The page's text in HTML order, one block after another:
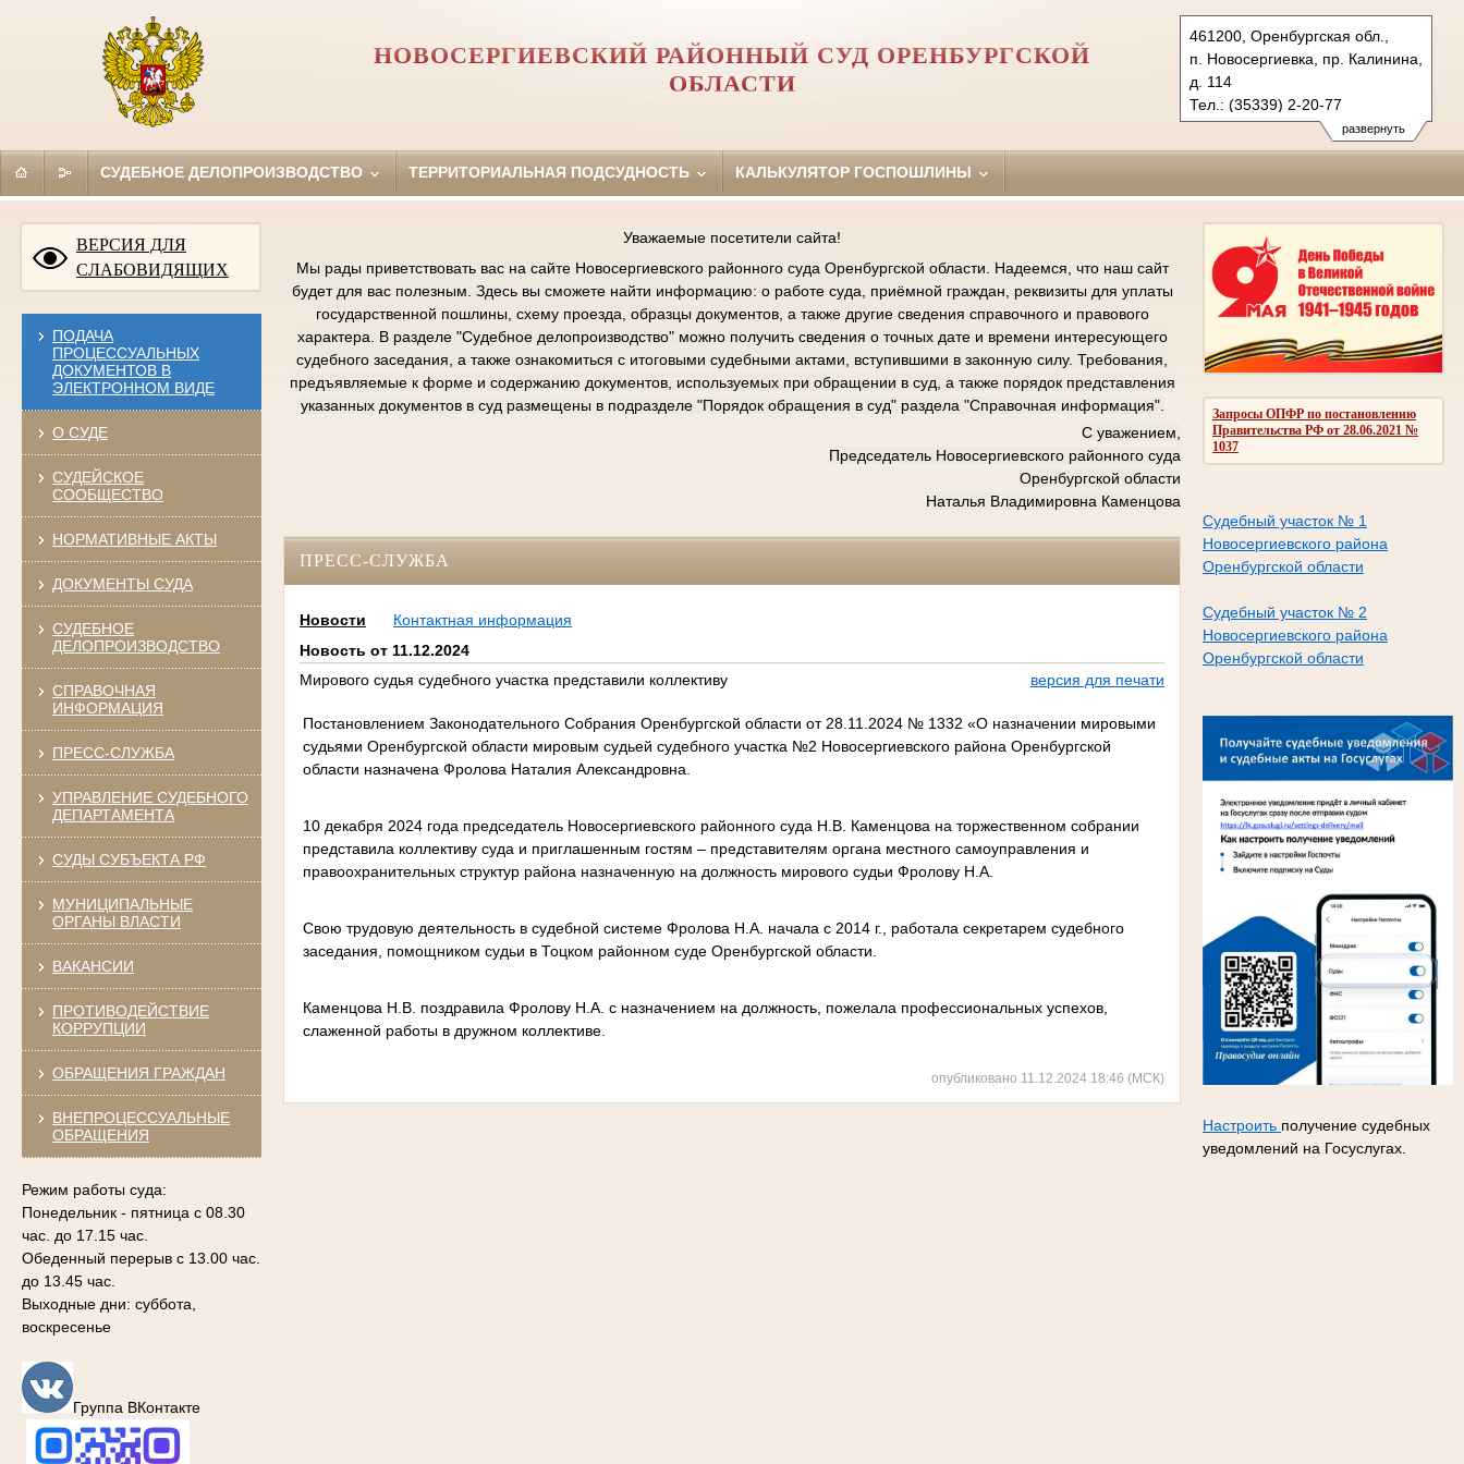
развернуть
461200, Оренбургская обл.,
п. Новосергиевка, пр. Калинина,
д. 114
Тел.: (35339) 2-20-77
(35339) 2-20-72 (ф.)
novosergievsky.orb@sudrf.ru
НОВОСЕРГИЕВСКИЙ РАЙОННЫЙ СУД ОРЕНБУРГСКОЙ
ОБЛАСТИ
СУДЕБНОЕ ДЕЛОПРОИЗВОДСТВО ТЕРРИТОРИАЛЬНАЯ ПОДСУДНОСТЬ КАЛЬКУЛЯТОР ГОСПОШЛИНЫ
ВЕРСИЯ ДЛЯ
СЛАБОВИДЯЩИХ
ПОДАЧА
ПРОЦЕССУАЛЬНЫХ
ДОКУМЕНТОВ В
ЭЛЕКТРОННОМ ВИДЕ
О СУДЕ
СУДЕЙСКОЕ
СООБЩЕСТВО
НОРМАТИВНЫЕ АКТЫ
ДОКУМЕНТЫ СУДА
СУДЕБНОЕ
ДЕЛОПРОИЗВОДСТВО
СПРАВОЧНАЯ
ИНФОРМАЦИЯ
ПРЕСС-СЛУЖБА
УПРАВЛЕНИЕ СУДЕБНОГО
ДЕПАРТАМЕНТА
СУДЫ СУБЪЕКТА РФ
МУНИЦИПАЛЬНЫЕ
ОРГАНЫ ВЛАСТИ
ВАКАНСИИ
ПРОТИВОДЕЙСТВИЕ
КОРРУПЦИИ
ОБРАЩЕНИЯ ГРАЖДАН
ВНЕПРОЦЕССУАЛЬНЫЕ
ОБРАЩЕНИЯ
Режим работы суда:
Понедельник - пятница с 08.30
час. до 17.15 час.
Обеденный перерыв с 13.00 час.
до 13.45 час.
Выходные дни: суббота,
воскресенье
Группа ВКонтакте
Запросы ОПФР по постановлению
Правительства РФ от 28.06.2021 №
1037
Судебный участок № 1
Новосергиевского района
Оренбургской области
Судебный участок № 2
Новосергиевского района
Оренбургской области
Настроить получение судебных
уведомлений на Госуслугах.
Уважаемые посетители сайта!
Мы рады приветствовать вас на сайте Новосергиевского районного суда Оренбургской области. Надеемся, что наш сайт
будет для вас полезным. Здесь вы сможете найти информацию: о работе суда, приёмной граждан, реквизиты для уплаты
государственной пошлины, схему проезда, образцы документов, а также другие сведения справочного и правового
характера. В разделе "Судебное делопроизводство" можно получить сведения о точных дате и времени интересующего
судебного заседания, а также ознакомиться с итоговыми судебными актами, вступившими в законную силу. Требования,
предъявляемые к форме и содержанию документов, используемых при обращении в суд, а также порядок представления
указанных документов в суд размещены в подразделе "Порядок обращения в суд" раздела "Справочная информация".
С уважением,
Председатель Новосергиевского районного суда
Оренбургской области
Наталья Владимировна Каменцова
ПРЕСС-СЛУЖБА
Новости
Контактная информация
Новость от 11.12.2024
Мирового судья судебного участка представили коллективу
версия для печати
Постановлением Законодательного Собрания Оренбургской области от 28.11.2024 № 1332 «О назначении мировыми
судьями Оренбургской области мировым судьей судебного участка №2 Новосергиевского района Оренбургской
области назначена Фролова Наталия Александровна.
10 декабря 2024 года председатель Новосергиевского районного суда Н.В. Каменцова на торжественном собрании
представила коллективу суда и приглашенным гостям – представителям органа местного самоуправления и
правоохранительных структур района назначенную на должность мирового судьи Фролову Н.А.
Свою трудовую деятельность в судебной системе Фролова Н.А. начала с 2014 г., работала секретарем судебного
заседания, помощником судьи в Тоцком районном суде Оренбургской области.
Каменцова Н.В. поздравила Фролову Н.А. с назначением на должность, пожелала профессиональных успехов,
слаженной работы в дружном коллективе.
опубликовано 11.12.2024 18:46 (МСК)